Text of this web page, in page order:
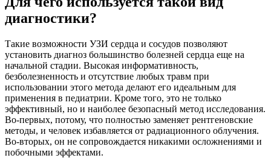
диагностики?
Такие возможности УЗИ сердца и сосудов позволяют
установить диагноз большинство болезней сердца еще на
начальной стадии. Высокая информативность,
безболезненность и отсутствие любых травм при
использовании этого метода делают его идеальным для
применения в педиатрии. Кроме того, это не только
эффективный, но и наиболее безопасный метод исследования.
Во-первых, потому, что полностью заменяет рентгеновские
методы, и человек избавляется от радиационного облучения.
Во-вторых, он не сопровождается никакими осложнениями и
побочными эффектами.